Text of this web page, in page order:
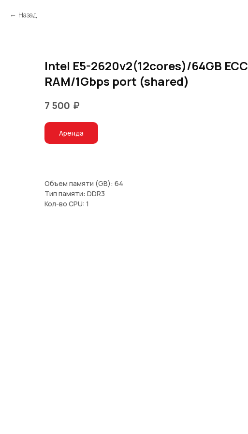
Назад
Intel E5-2620v2(12cores)/64GB ECC
RAM/1Gbps port (shared)
7 500 ₽
Аренда
Объем памяти (GB): 64
Тип памяти: DDR3
Кол-во CPU: 1